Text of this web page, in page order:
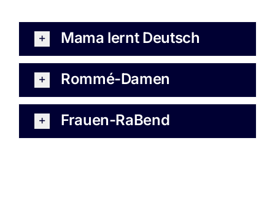
RaBe MitgestaltenMama lernt Deutsch
Rommé-Damen
Frauen-RaBend